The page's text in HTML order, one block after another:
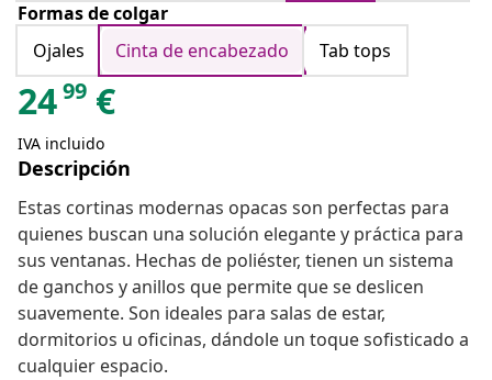
Formas de colgar
Ojales
Cinta de encabezado Tab tops
2499 €
IVA incluido
Descripción
Estas cortinas modernas opacas son perfectas para
quienes buscan una solución elegante y práctica para
sus ventanas. Hechas de poliéster, tienen un sistema
de ganchos y anillos que permite que se deslicen
suavemente. Son ideales para salas de estar,
dormitorios u oficinas, dándole un toque sofisticado a
cualquier espacio.